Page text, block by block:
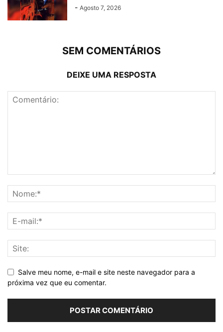
- Agosto 7, 2026
SEM COMENTÁRIOS
DEIXE UMA RESPOSTA
Salve meu nome, e-mail e site neste navegador para a
próxima vez que eu comentar.